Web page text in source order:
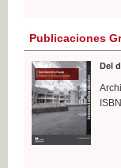
Publicaciones
Del